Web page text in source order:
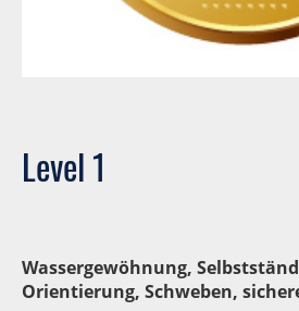
Level 1
Wassergewöhnung,
Orientierung, Schweben,